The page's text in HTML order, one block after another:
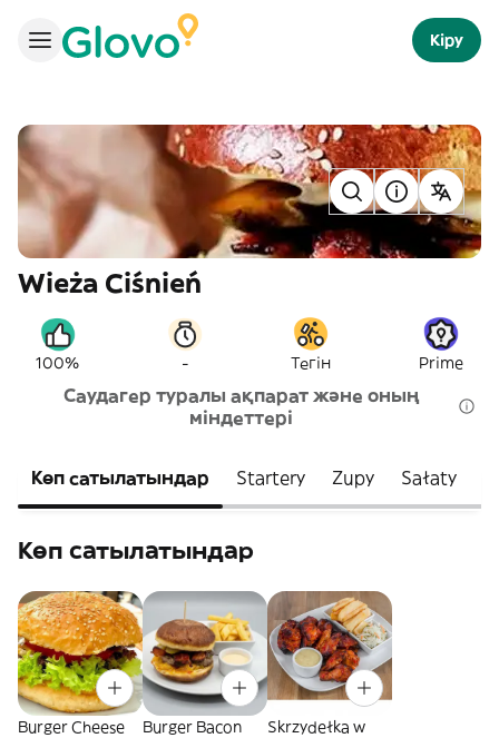
Кіру
Wieża Ciśnień
100% - Тегін Prime
Саудагер туралы ақпарат және оның
міндеттері
Көп сатылатындар Startery Zupy Sałaty
Көп сатылатындар
Burger Cheese Burger Bacon
Skrzydełka w